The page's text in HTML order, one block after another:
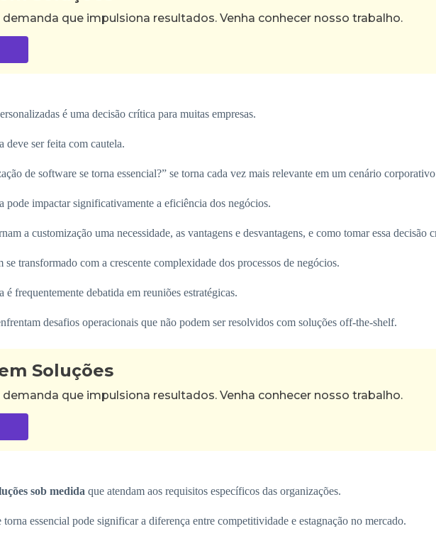
que impulsiona resultados. Venha conhecer nosso trabalho.
é uma decisão crítica para muitas empresas.
deve ser feita com cautela.
de software se torna essencial?” se torna cada vez mais relevante em um cenário
pode impactar significativamente a eficiência dos negócios.
a customização uma necessidade, as vantagens e desvantagens, e como tomar essa decisão
transformado com a crescente complexidade dos processos de negócios.
frequentemente debatida em reuniões estratégicas.
desafios operacionais que não podem ser resolvidos com soluções off-the-shelf.
Soluções
que impulsiona resultados. Venha conhecer nosso trabalho.
sob medida que atendam aos requisitos específicos das organizações.
essencial pode significar a diferença entre competitividade e estagnação no mercado.